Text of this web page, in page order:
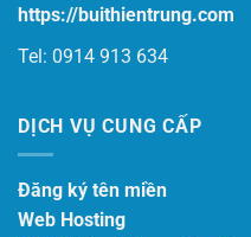
https://buithientrung.com
Tel: 0914 913 634
DỊCH VỤ CUNG CẤP
Đăng ký tên miền
Web Hosting